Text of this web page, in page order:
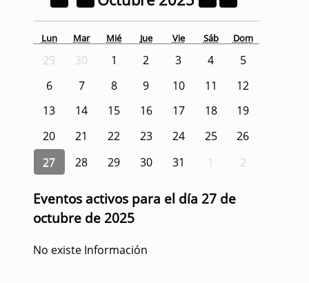
Lun Mar Mié Jue Vie Sáb Dom
29 30 1 2 3 4
5
6
7 8 9 10 11
12
13
14 15 16 17 18
19
20
21 22 23 24 25
26
27
28 29 30 31 1 2
Eventos activos para el día 27 de
octubre de 2025
No existe Información